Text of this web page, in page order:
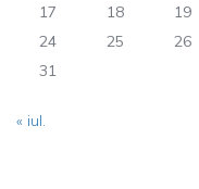
17
18 19
24
25 26
31
« iul.